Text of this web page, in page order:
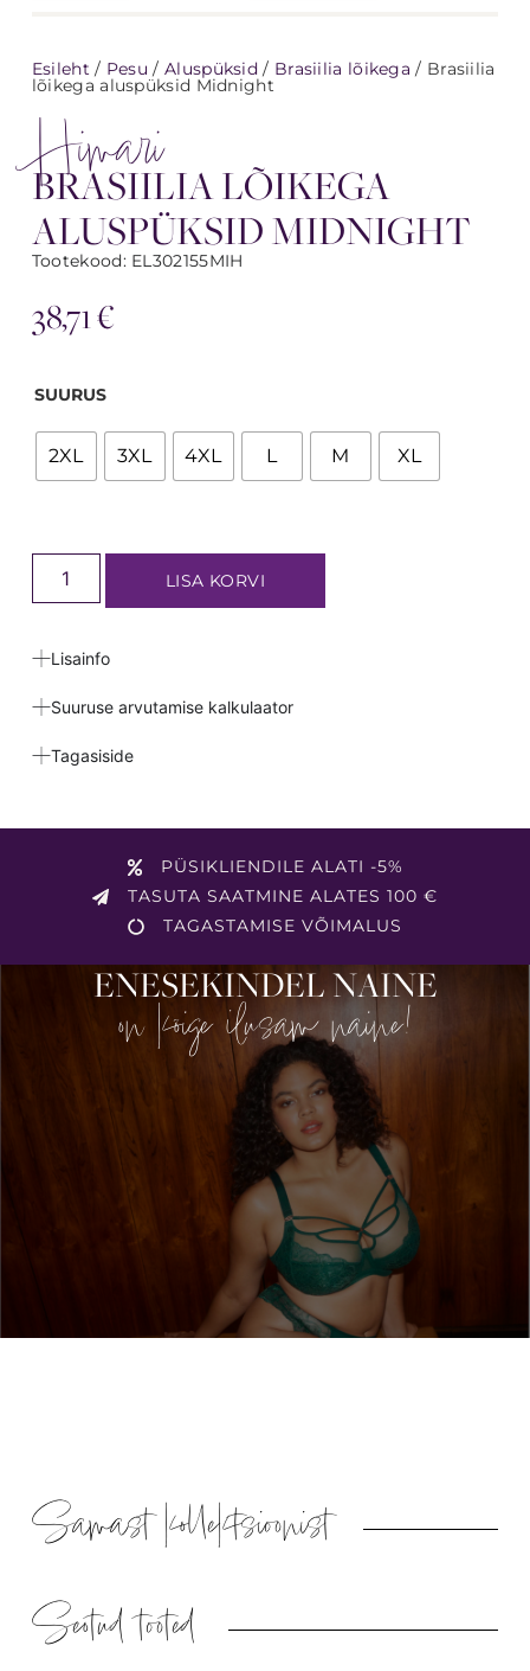
Esileht / Pesu / Aluspüksid / Brasiilia lõikega / Brasiilia
lõikega aluspüksid Midnight
Himari
BRASIILIA LÕIKEGA
ALUSPÜKSID MIDNIGHT
Tootekood: EL302155MIH
38,71€
SUURUS
2XL 3XL 4XL L M XL
LISA KORVI
Lisainfo
Suuruse arvutamise kalkulaator
Tagasiside
PÜSIKLIENDILE ALATI -5%
TASUTA SAATMINE ALATES 100 €
TAGASTAMISE VÕIMALUS
ENESEKINDEL NAINE
on kõige ilusam naine!
Samast kollektsioonist
Seotud tooted